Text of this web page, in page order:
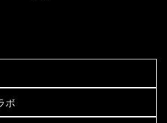
ボ